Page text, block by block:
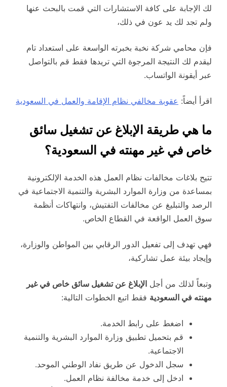
لك الإجابة على كافة الاستشارات التي قمت بالبحث عنها
ولم تجد لك يد عون في ذلك،
فإن محامي شركة نخبة بخبرته الواسعة على استعداد تام
ليقدم لك النتيجة المرجوة التي تريدها فقط قم بالتواصل
عبر أيقونة الواتساب.
اقرأ أيضاً: عقوبة مخالفي نظام الإقامة والعمل في السعودية
ما هي طريقة الإبلاغ عن تشغيل سائق
خاص في غير مهنته في السعودية؟
تتيح بلاغات مخالفات نظام العمل هذه الخدمة الإلكترونية
بمساعدة من وزارة الموارد البشرية والتنمية الاجتماعية في
الرصد والتبليغ عن مخالفات التفتيش، وانتهاكات أنظمة
سوق العمل الواقعة في القطاع الخاص.
فهي تهدف إلى تفعيل الدور الرقابي بين المواطن والوزارة،
وإيجاد بيئة عمل تشاركية،
وتبعاً لذلك من أجل الإبلاغ عن تشغيل سائق خاص في غير
مهنته في السعودية فقط اتبع الخطوات التالية:
اضغط على رابط الخدمة.
قم بتحميل تطبيق وزارة الموارد البشرية والتنمية
الاجتماعية.
سجل الدخول عن طريق نفاد الوطني الموحد.
ادخل إلى خدمة مخالفة نظام العمل.